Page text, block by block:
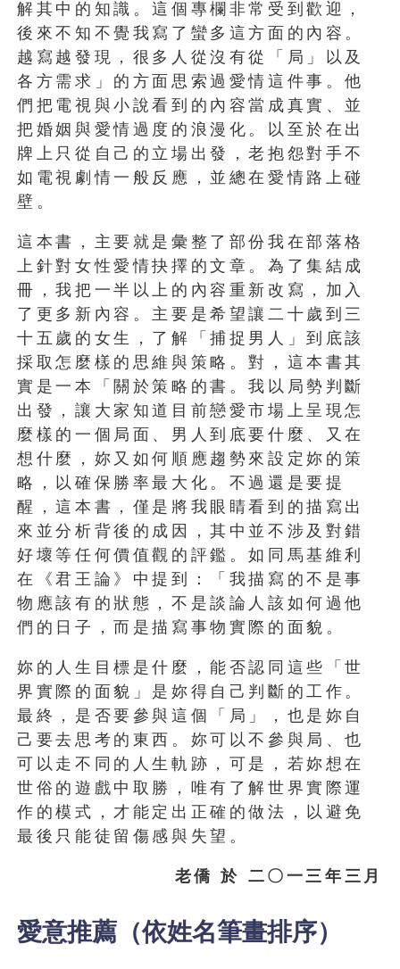
解其中的知識。這個專欄非常受到歡迎，
後來不知不覺我寫了蠻多這方面的內容。
越寫越發現，很多人從沒有從「局」以及
各方需求」的方面思索過愛情這件事。他
們把電視與小說看到的內容當成真實、並
把婚姻與愛情過度的浪漫化。以至於在出
牌上只從自己的立場出發，老抱怨對手不
如電視劇情一般反應，並總在愛情路上碰
壁。
這本書，主要就是彙整了部份我在部落格
上針對女性愛情抉擇的文章。為了集結成
冊，我把一半以上的內容重新改寫，加入
了更多新內容。主要是希望讓二十歲到三
十五歲的女生，了解「捕捉男人」到底該
採取怎麼樣的思維與策略。對，這本書其
實是一本「關於策略的書。我以局勢判斷
出發，讓大家知道目前戀愛市場上呈現怎
麼樣的一個局面、男人到底要什麼、又在
想什麼，妳又如何順應趨勢來設定妳的策
略，以確保勝率最大化。不過還是要提
醒，這本書，僅是將我眼睛看到的描寫出
來並分析背後的成因，其中並不涉及對錯
好壞等任何價值觀的評鑑。如同馬基維利
在《君王論》中提到：「我描寫的不是事
物應該有的狀態，不是談論人該如何過他
們的日子，而是描寫事物實際的面貌。
妳的人生目標是什麼，能否認同這些「世
界實際的面貌」是妳得自己判斷的工作。
最終，是否要參與這個「局」，也是妳自
己要去思考的東西。妳可以不參與局、也
可以走不同的人生軌跡，可是，若妳想在
世俗的遊戲中取勝，唯有了解世界實際運
作的模式，才能定出正確的做法，以避免
最後只能徒留傷感與失望。
老僑 於 二〇一三年三月
愛意推薦（依姓名筆畫排序）